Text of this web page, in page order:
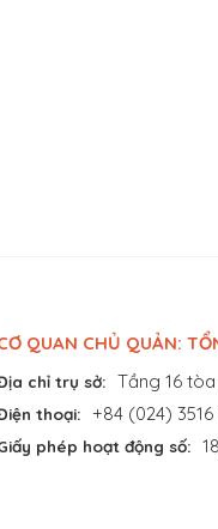
QUAN CHỦ QUẢN:
chỉ trụ sở: Tầng 16
thoại: +84 (024) 3516
phép hoạt động số: